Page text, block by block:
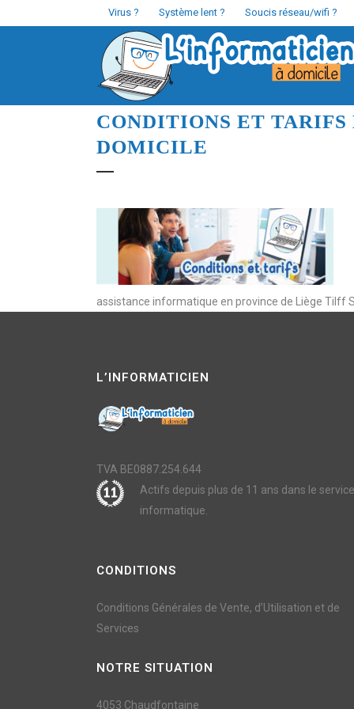
Virus ? Système lent ? Soucis réseau/wifi ?
CONDITIONS ET
DOMICILE
assistance informatique en province de Liège Tilff
L’INFORMATICIEN
TVA BE0887.254.644
Actifs depuis plus de 11 ans dans le service
informatique.
CONDITIONS
Conditions Générales de Vente, d’Utilisation et de
Services
NOTRE SITUATION
4053 Chaudfontaine